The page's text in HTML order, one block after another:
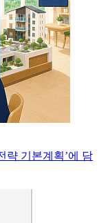
략 기본계획’에 담